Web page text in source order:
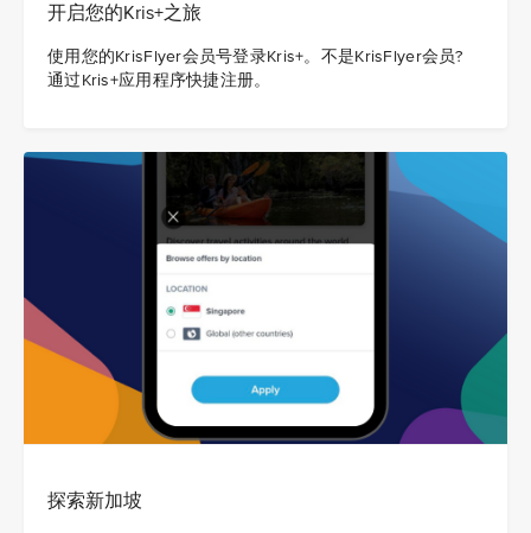
开启您的Kris+之旅
使用您的KrisFlyer会员号登录Kris+。不是KrisFlyer会员?
通过Kris+应用程序快捷注册。
探索新加坡